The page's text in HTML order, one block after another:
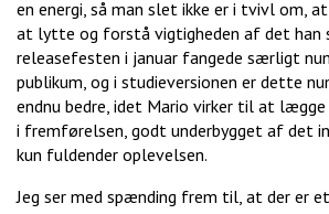
en energi, så man slet ikke er i tvivl om,
at lytte og forstå vigtigheden af det han
releasefesten i januar fangede særligt
publikum, og i studieversionen er dette
endnu bedre, idet Mario virker til at
i fremførelsen, godt underbygget af det
kun fuldender oplevelsen.
Jeg ser med spænding frem til, at der er